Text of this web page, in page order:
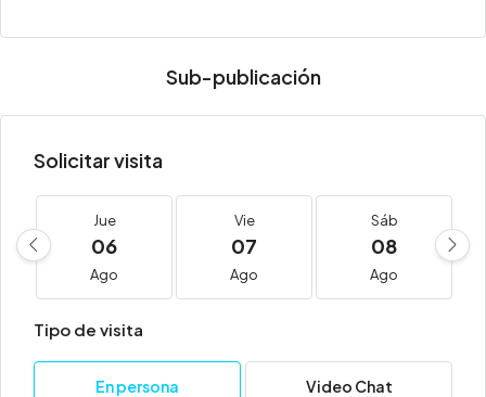
Sub-publicación
Solicitar visita
Jue
06
Ago
Vie
07
Ago
Sáb
08
Ago
Tipo de visita
En persona Video Chat